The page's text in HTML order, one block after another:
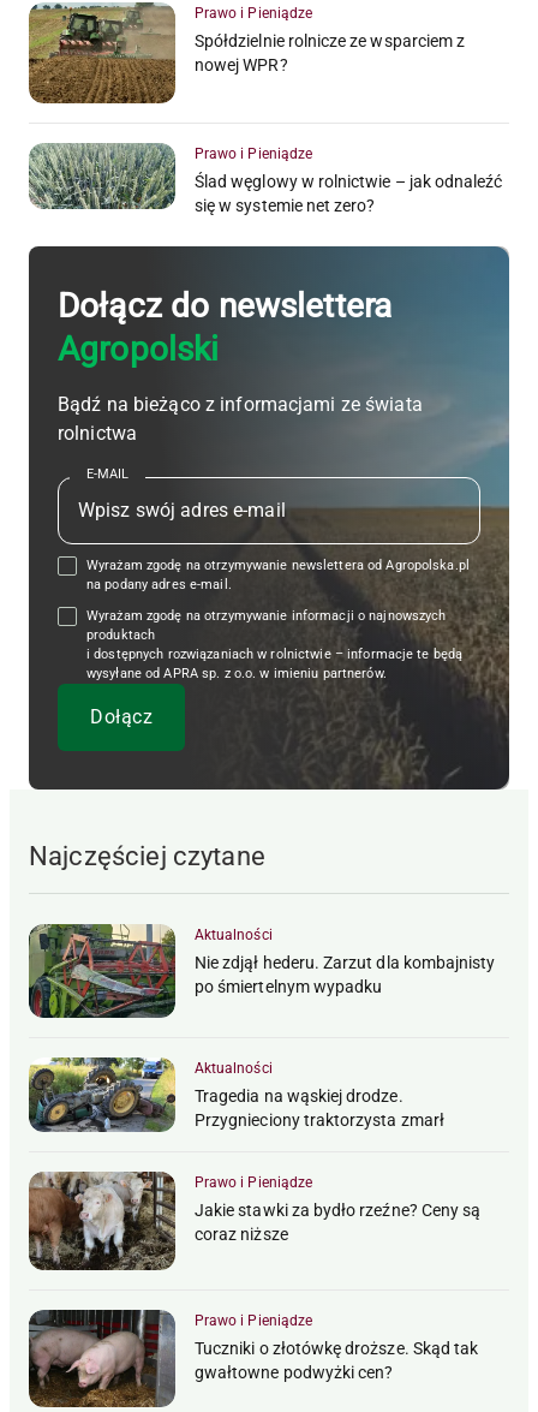
Prawo i Pieniądze
Spółdzielnie rolnicze ze wsparciem z
nowej WPR?
Prawo i Pieniądze
Ślad węglowy w rolnictwie – jak odnaleźć
się w systemie net zero?
Dołącz do newslettera
Agropolski
Bądź na bieżąco z informacjami ze świata
rolnictwa
E-MAIL
Wyrażam zgodę na otrzymywanie newslettera od Agropolska.pl
na podany adres e-mail.
Wyrażam zgodę na otrzymywanie informacji o najnowszych
produktach
i dostępnych rozwiązaniach w rolnictwie – informacje te będą
wysyłane od APRA sp. z o.o. w imieniu partnerów.
Najczęściej czytane
Aktualności
Nie zdjął hederu. Zarzut dla kombajnisty
po śmiertelnym wypadku
Aktualności
Tragedia na wąskiej drodze.
Przygnieciony traktorzysta zmarł
Prawo i Pieniądze
Jakie stawki za bydło rzeźne? Ceny są
coraz niższe
Prawo i Pieniądze
Tuczniki o złotówkę droższe. Skąd tak
gwałtowne podwyżki cen?